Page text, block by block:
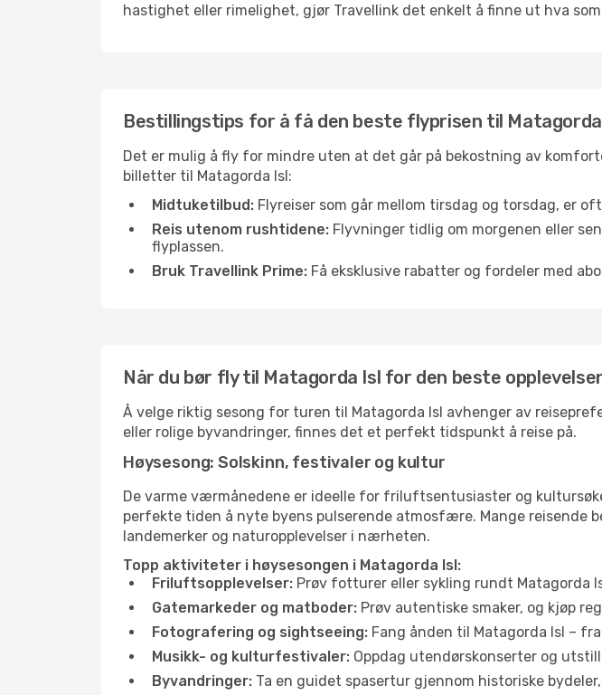
hastighet eller rimelighet, gjør Travellink det enkelt å finne ut hva
Bestillingstips for å få den beste flyprisen til
Det er mulig å fly for mindre uten at det går på bekostning av
billetter til Matagorda Isl:
Midtuketilbud: Flyreiser som går mellom tirsdag og torsdag, er
Reis utenom rushtidene: Flyvninger tidlig om morgenen eller
flyplassen.
Bruk Travellink Prime: Få eksklusive rabatter og fordeler med
Når du bør fly til Matagorda Isl for den beste
Å velge riktig sesong for turen til Matagorda Isl avhenger av
eller rolige byvandringer, finnes det et perfekt tidspunkt å reise på.
Høysesong: Solskinn, festivaler og kultur
De varme værmånedene er ideelle for friluftsentusiaster og
perfekte tiden å nyte byens pulserende atmosfære. Mange reisende
landemerker og naturopplevelser i nærheten.
Topp aktiviteter i høysesongen i Matagorda Isl:
Friluftsopplevelser: Prøv fotturer eller sykling rundt Matagorda
Gatemarkeder og matboder: Prøv autentiske smaker, og kjøp
Fotografering og sightseeing: Fang ånden til Matagorda Isl –
Musikk- og kulturfestivaler: Oppdag utendørskonserter og
Byvandringer: Ta en guidet spasertur gjennom historiske